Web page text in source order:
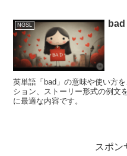
NGSL bad
英単語「bad」の意味や使い方
ション、ストーリー形式の例文
に最適な内容です。
スポン